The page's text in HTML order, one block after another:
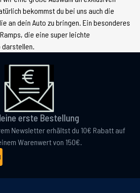
bekommst du bei uns auch die
an dein Auto zu bringen. Ein besonderes
die eine super leichte
darstellen.
erste Bestellung
Newsletter erhältst du 10€ Rabatt auf
Warenwert von 150€.